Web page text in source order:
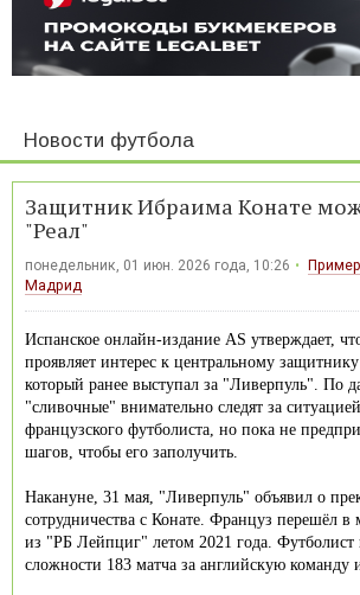
Новости футбола
Защитник Ибраима Конате
"Реал"
понедельник, 01 июн. 2026 года, 10:26
Мадрид
Испанское онлайн-издание AS утверждает,
проявляет интерес к центральному защитнику
который ранее выступал за "Ливерпуль". По
"сливочные" внимательно следят за
французского футболиста, но пока не
шагов, чтобы его заполучить.
Накануне, 31 мая, "Ливерпуль" объявил о
сотрудничества с Конате. Француз перешёл в
из "РБ Лейпциг" летом 2021 года. Футболист
сложности 183 матча за английскую команду